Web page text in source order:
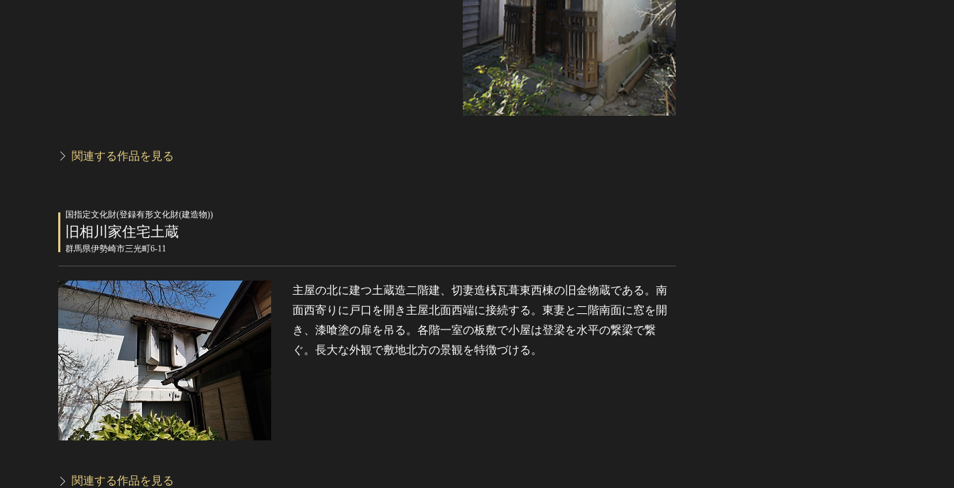
関連する作品を見る
国指定文化財(登録有形文化財(建造物))
旧相川家住宅土蔵
群馬県伊勢崎市三光町6-11
主屋の北に建つ土蔵造二階建、切妻造桟瓦葺東西棟の旧金物蔵である。南
面西寄りに戸口を開き主屋北面西端に接続する。東妻と二階南面に窓を開
き、漆喰塗の扉を吊る。各階一室の板敷で小屋は登梁を水平の繋梁で繋
ぐ。長大な外観で敷地北方の景観を特徴づける。
関連する作品を見る